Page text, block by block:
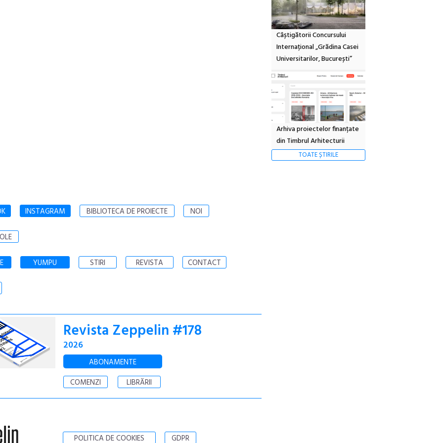
Câștigătorii Concursului
Internațional „Grădina Casei
Universitarilor, București”
Arhiva proiectelor finanțate
din Timbrul Arhitecturii
TOATE ȘTIRILE
INSTAGRAM BIBLIOTECA DE PROIECTE NOI
YUMPU STIRI REVISTA CONTACT
Revista Zeppelin #178
2026
ABONAMENTE
COMENZI
LIBRĂRII
POLITICA DE COOKIES GDPR